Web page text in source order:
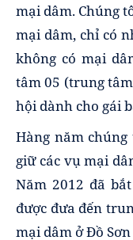
mại dâm. Chúng
mại dâm, chỉ có
không có mại
tâm 05 (trung
hội dành cho gái
Hàng năm
giữ các vụ mại
Năm 2012 đã
được đưa đến
mại dâm ở Đồ